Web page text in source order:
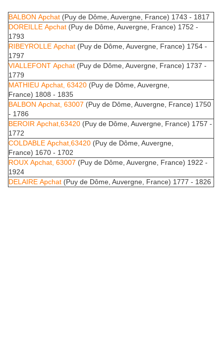
BALBON Apchat (Puy de Dôme, Auvergne, France) 1743 - 1817
DOREILLE Apchat (Puy de Dôme, Auvergne, France) 1752 -
1793
RIBEYROLLE Apchat (Puy de Dôme, Auvergne, France) 1754 -
1797
VIALLEFONT Apchat (Puy de Dôme, Auvergne, France) 1737 -
1779
MATHIEU Apchat, 63420 (Puy de Dôme, Auvergne,
France) 1808 - 1835
BALBON Apchat, 63007 (Puy de Dôme, Auvergne, France) 1750
- 1786
BEROIR Apchat,63420 (Puy de Dôme, Auvergne, France) 1757 -
1772
COLDABLE Apchat,63420 (Puy de Dôme, Auvergne,
France) 1670 - 1702
ROUX Apchat, 63007 (Puy de Dôme, Auvergne, France) 1922 -
1924
DELAIRE Apchat (Puy de Dôme, Auvergne, France) 1777 - 1826